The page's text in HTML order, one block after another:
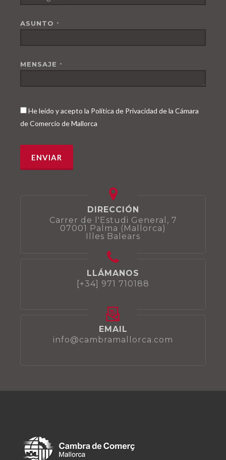
ASUNTO *
MENSAJE *
He leído y acepto la Política de Privacidad de la Cámara
de Comercio de Mallorca
DIRECCIÓN
Carrer de l'Estudi General, 7
07001 Palma (Mallorca)
Illes Balears
LLÁMANOS
[+34] 971 710188
EMAIL
info@cambramallorca.com